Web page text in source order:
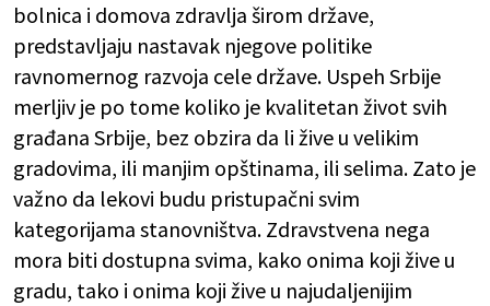
bolnica i domova zdravlja širom države,
predstavljaju nastavak njegove politike
ravnomernog razvoja cele države. Uspeh Srbije
merljiv je po tome koliko je kvalitetan život svih
građana Srbije, bez obzira da li žive u velikim
gradovima, ili manjim opštinama, ili selima. Zato je
važno da lekovi budu pristupačni svim
kategorijama stanovništva. Zdravstvena nega
mora biti dostupna svima, kako onima koji žive u
gradu, tako i onima koji žive u najudaljenijim